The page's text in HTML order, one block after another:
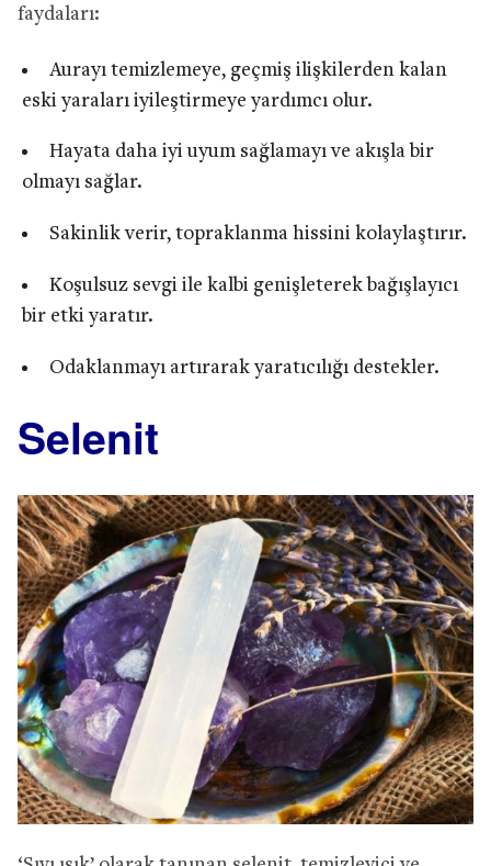
faydaları:
Aurayı temizlemeye, geçmiş ilişkilerden kalan
eski yaraları iyileştirmeye yardımcı olur.
Hayata daha iyi uyum sağlamayı ve akışla bir
olmayı sağlar.
Sakinlik verir, topraklanma hissini kolaylaştırır.
Koşulsuz sevgi ile kalbi genişleterek bağışlayıcı
bir etki yaratır.
Odaklanmayı artırarak yaratıcılığı destekler.
Selenit